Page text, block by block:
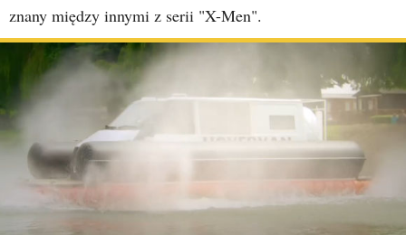
znany między innymi z serii "X-Men".